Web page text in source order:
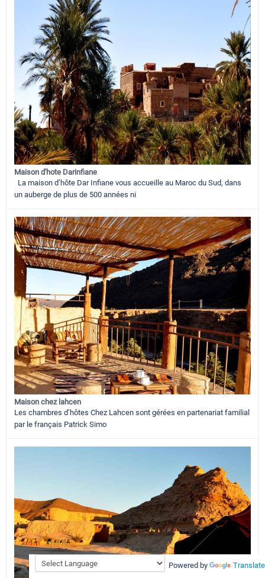
Maison d'hote Darinfiane
La maison d’hôte Dar Infiane vous accueille au Maroc du Sud, dans
un auberge de plus de 500 années ni
Maison chez lahcen
Les chambres d’hôtes Chez Lahcen sont gérées en partenariat familial
par le français Patrick Simo
Powered by Translate